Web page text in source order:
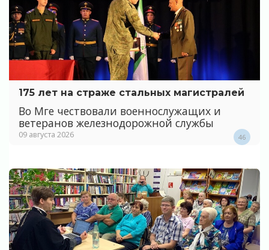
175 лет на страже стальных магистралей
Во Мге чествовали военнослужащих и
ветеранов железнодорожной службы
09 августа 2026 46